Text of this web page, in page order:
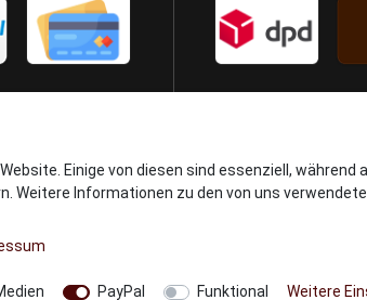
Einige von diesen sind essenziell, während
Weitere Informationen zu den von uns
PayPal Funktional Weitere